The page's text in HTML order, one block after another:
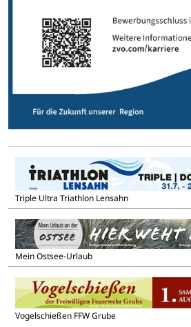
Triple Ultra Triathlon Lensahn
Mein Ostsee-Urlaub
Vogelschießen FFW Grube